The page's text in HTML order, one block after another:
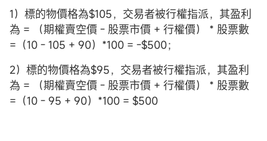
1）標的物價格為$105，交易者被行權指派，其盈利
為 = （期權賣空價 - 股票市價 + 行權價） * 股票數
=（10 - 105 + 90）*100 = -$500；
2）標的物價格為$95，交易者被行權指派，其盈利
為 = （期權賣空價 - 股票市價 + 行權價） * 股票數
=（10 - 95 + 90）*100 = $500